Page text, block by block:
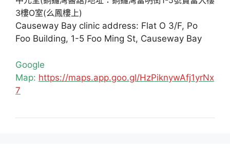
3樓O室(么鳳樓上)
Causeway Bay clinic address: Flat O 3/F, Po
Foo Building, 1-5 Foo Ming St, Causeway Bay
Google
Map: https://maps.app.goo.gl/HzPiknywAfj1yrNx
7